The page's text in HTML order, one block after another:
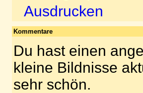
Ausdrucken
Kommentare
Du hast einen
kleine Bildnisse
sehr schön.